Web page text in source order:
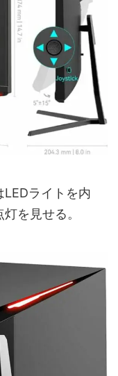
ライトを内
を見せる。